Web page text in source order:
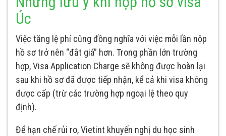
Úc
Việc tăng lệ phí cũng đồng nghĩa với việc mỗi lần nộp
hồ sơ trở nên “đắt giá” hơn. Trong phần lớn trường
hợp, Visa Application Charge sẽ không được hoàn lại
sau khi hồ sơ đã được tiếp nhận, kể cả khi visa không
được cấp (trừ các trường hợp ngoại lệ theo quy
định).
Để hạn chế rủi ro, Vietint khuyến nghị du học sinh